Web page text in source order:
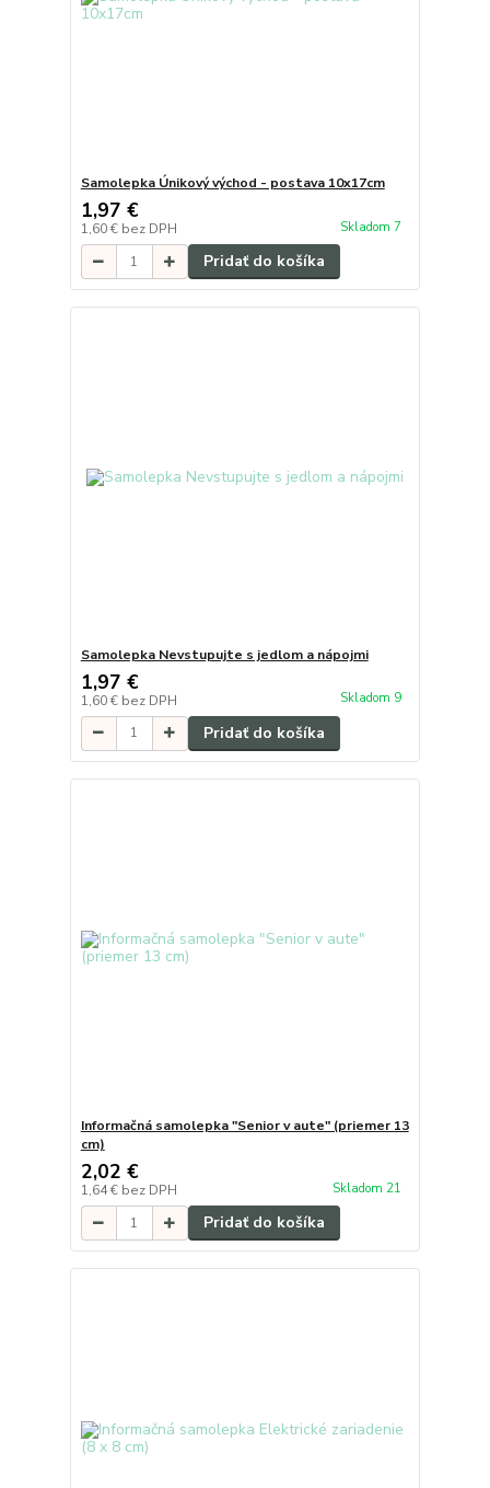
Samolepka Únikový východ - postava 10x17cm
1,97 €
1,60 € bez DPH Skladom 7
Pridať do košíka
Samolepka Nevstupujte s jedlom a nápojmi
1,97 €
1,60 € bez DPH Skladom 9
Pridať do košíka
Informačná samolepka "Senior v aute" (priemer 13
cm)
2,02 €
1,64 € bez DPH Skladom 21
Pridať do košíka